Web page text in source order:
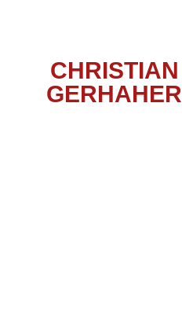
CHRISTIAN
GERHAHER